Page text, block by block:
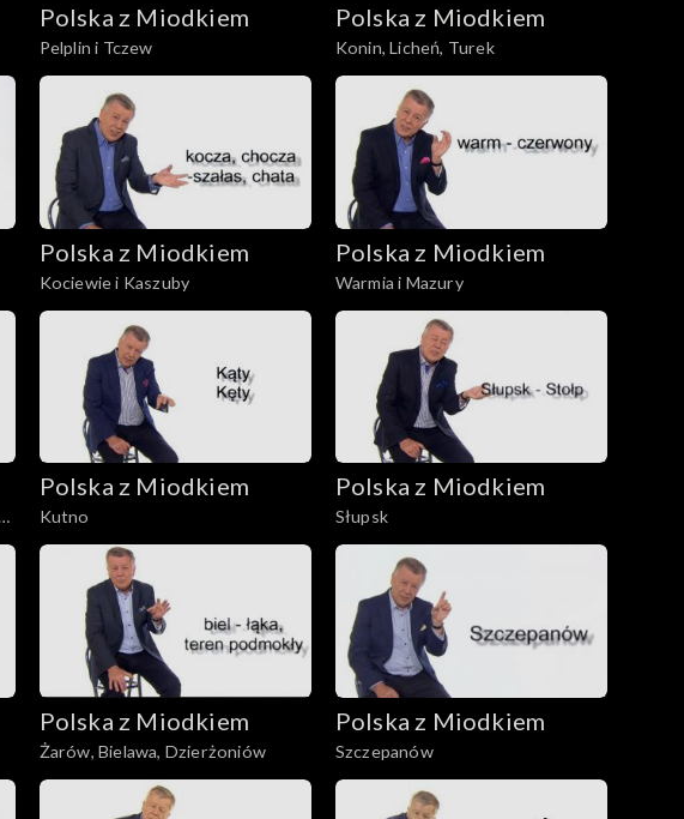
Polska z Miodkiem
Pelplin i Tczew
Polska z Miodkiem
Konin, Licheń, Turek
Polska z Miodkiem
Kociewie i Kaszuby
Polska z Miodkiem
Warmia i Mazury
Polska z Miodkiem
Kutno
Polska z Miodkiem
Słupsk
Polska z Miodkiem
Żarów, Bielawa, Dzierżoniów
Polska z Miodkiem
Szczepanów